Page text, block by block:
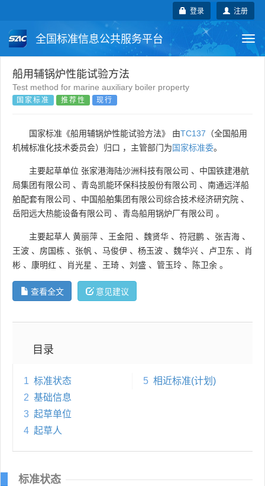
注册
登录
全国标准信息公共服务平台
国家标准 行业标准
团体标准
国外标准 技术委员会
船用辅锅炉性能试验方法
Test method for marine auxiliary boiler property
国家标准 推荐性 现行
国家标准《船用辅锅炉性能试验方法》 由TC137 （全国船用
机械标准化技术委员会）归口 ，主管部门为国家标准委。
主要起草单位 张家港海陆沙洲科技有限公司 、 中国铁建港航
局集团有限公司 、 青岛凯能环保科技股份有限公司 、 南通远洋船
舶配套有限公司 、 中国船舶集团有限公司综合技术经济研究院 、
岳阳远大热能设备有限公司 、 青岛船用锅炉厂有限公司 。
主要起草人 黄丽萍 、 王金阳 、 魏贤华 、 符冠鹏 、 张吉海 、
王波 、 房国栋 、 张帆 、 马俊伊 、 杨玉波 、 魏华兴 、 卢卫东 、
肖
彬 、 康明红 、 肖光星 、 王琦 、 刘盛 、 管玉玲 、 陈卫余 。
查看全文 意见建议
目录
1 标准状态
2 基础信息
3 起草单位
4 起草人
5 相近标准(计划)
标准状态